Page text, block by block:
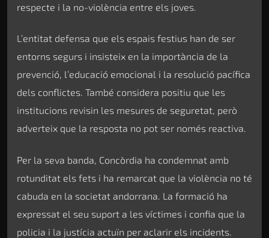
respecte i la no-violència entre els joves.
L’entitat defensa que els espais festius han de ser
entorns segurs i insisteix en la importància de la
prevenció, l’educació emocional i la resolució pacífica
dels conflictes. També considera positiu que les
institucions revisin les mesures de seguretat, però
adverteix que la resposta no pot ser només reactiva.
Per la seva banda, Concòrdia ha condemnat amb
rotunditat els fets i ha remarcat que la violència no té
cabuda en la societat andorrana. La formació ha
expressat el seu suport a les víctimes i confia que la
policia i la justícia actuïn per aclarir els incidents.